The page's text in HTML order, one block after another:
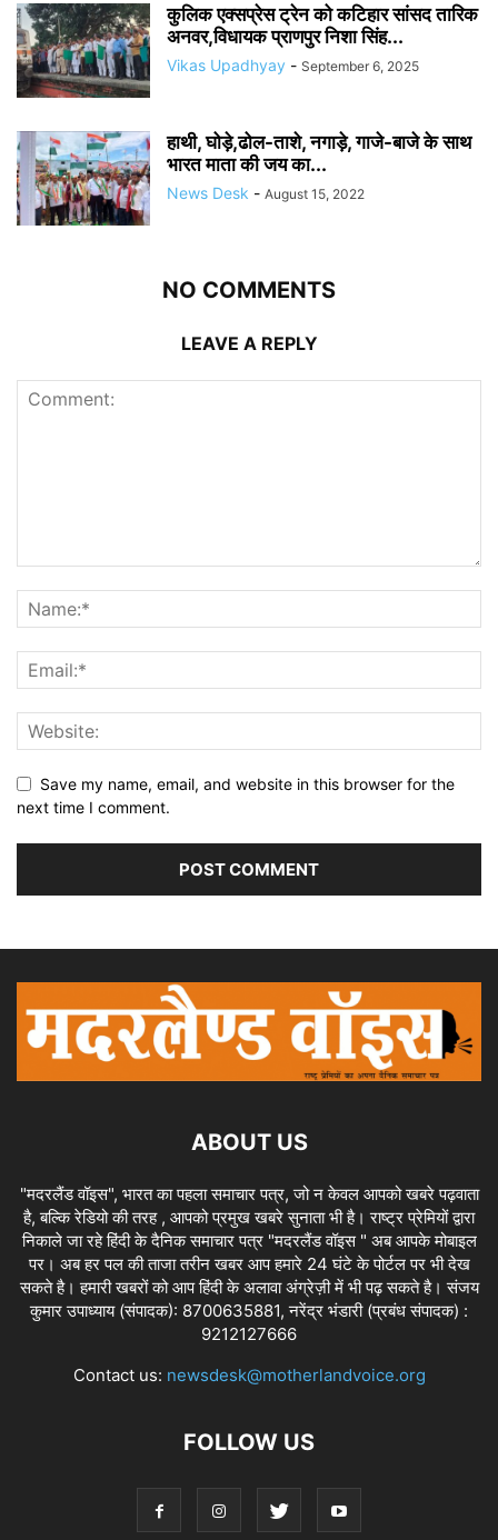
कुलिक एक्सप्रेस ट्रेन को कटिहार सांसद तारिक
अनवर,विधायक प्राणपुर निशा सिंह...
Vikas Upadhyay - September 6, 2025
हाथी, घोड़े,ढोल-ताशे, नगाड़े, गाजे-बाजे के साथ
भारत माता की जय का...
News Desk - August 15, 2022
NO COMMENTS
LEAVE A REPLY
Save my name, email, and website in this browser for the
next time I comment.
ABOUT US
"मदरलैंड वॉइस", भारत का पहला समाचार पत्र, जो न केवल आपको खबरे पढ़वाता
है, बल्कि रेडियो की तरह , आपको प्रमुख खबरे सुनाता भी है। राष्ट्र प्रेमियों द्वारा
निकाले जा रहे हिंदी के दैनिक समाचार पत्र "मदरलैंड वॉइस " अब आपके मोबाइल
पर। अब हर पल की ताजा तरीन खबर आप हमारे 24 घंटे के पोर्टल पर भी देख
सकते है। हमारी खबरों को आप हिंदी के अलावा अंग्रेज़ी में भी पढ़ सकते है। संजय
कुमार उपाध्याय (संपादक): 8700635881, नरेंद्र भंडारी (प्रबंध संपादक) :
9212127666
Contact us: newsdesk@motherlandvoice.org
FOLLOW US